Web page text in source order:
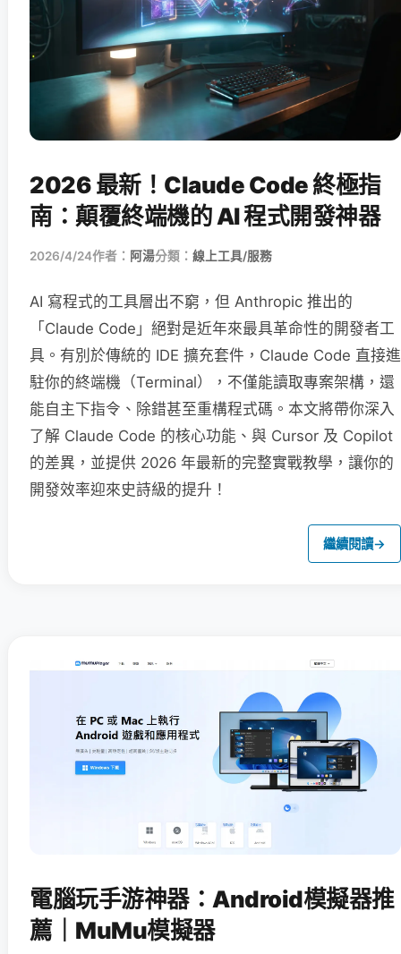
2026 最新！Claude Code 終極指
南：顛覆終端機的 AI 程式開發神器
2026/4/24作者： 阿湯分類： 線上工具/服務
AI 寫程式的工具層出不窮，但 Anthropic 推出的
「Claude Code」絕對是近年來最具革命性的開發者工
具。有別於傳統的 IDE 擴充套件，Claude Code 直接進
駐你的終端機（Terminal），不僅能讀取專案架構，還
能自主下指令、除錯甚至重構程式碼。本文將帶你深入
了解 Claude Code 的核心功能、與 Cursor 及 Copilot
的差異，並提供 2026 年最新的完整實戰教學，讓你的
開發效率迎來史詩級的提升！
繼續閱讀→
電腦玩手游神器：Android模擬器推
薦｜MuMu模擬器